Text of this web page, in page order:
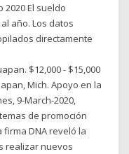
El sueldo
año. Los datos
directamente
$12,000 - $15,000
Mich. Apoyo en la
9-March-2020,
de promoción
firma DNA reveló la
realizar nuevos